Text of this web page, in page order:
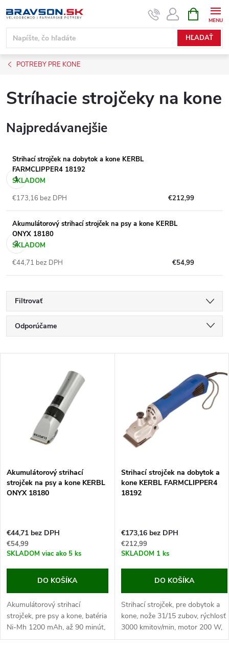
na
obsah
HĽADAŤ
KOŠÍK
POTREBY PRE KONE
Stríhacie strojčeky na kone
Najpredávanejšie
Strihací strojček na dobytok a kone KERBL
FARMCLIPPER4 18192
SKLADOM
€212,99
€173,16 bez DPH
Akumulátorový strihací strojček na psy a kone KERBL
ONYX 18180
SKLADOM
€54,99
€44,71 bez DPH
Filtrovať
R
a
e
r
o
u
k
Odporúčame
Najpredávanejšie
Abecedne
s
p
o
d
u
k
t
Akumulátorový strihací
strojček na psy a kone KERBL
ONYX 18180
€44,71 bez DPH
€54,99
SKLADOM viac ako 5 ks
DO KOŠÍKA
Akumulátorový strihací
strojček, pre psy a kone, batéria
Ni-Mh 1200 mAh, až 90 minút,
so 4mi nástavcami, šírka strihu
Strihací strojček na dobytok a
kone KERBL FARMCLIPPER4
18192
€173,16 bez DPH
€212,99
SKLADOM 1 ks
DO KOŠÍKA
Strihací strojček, pre dobytok a
kone, nože 31/15 zubov, rýchlosť
3000 kmitov/min, motor 200 W,
kabel 5 m.